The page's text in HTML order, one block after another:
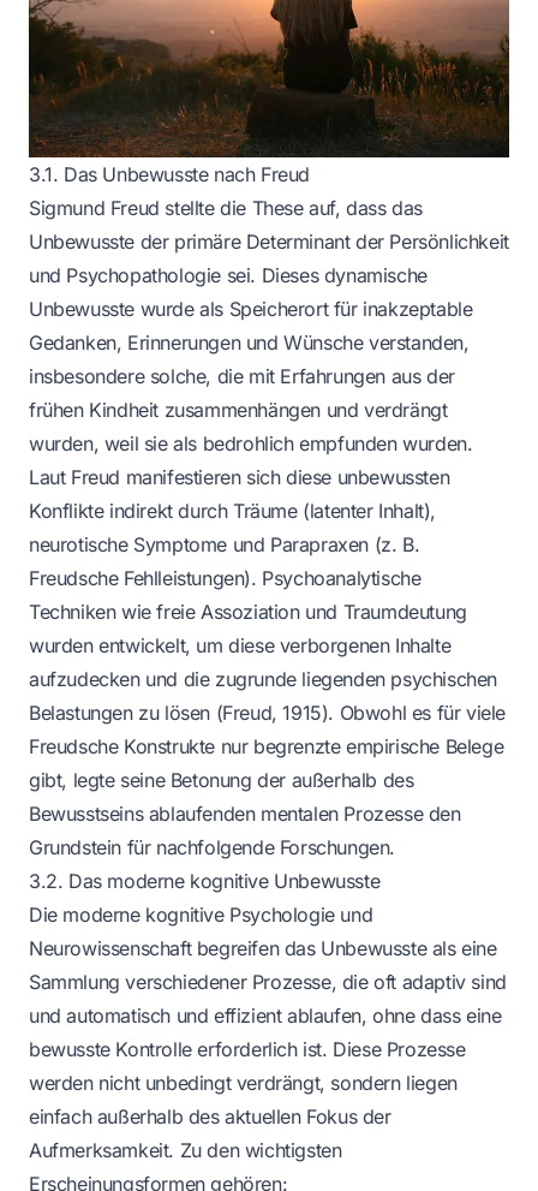
3.1. Das Unbewusste nach Freud
Sigmund Freud stellte die These auf, dass das
Unbewusste der primäre Determinant der Persönlichkeit
und Psychopathologie sei. Dieses dynamische
Unbewusste wurde als Speicherort für inakzeptable
Gedanken, Erinnerungen und Wünsche verstanden,
insbesondere solche, die mit Erfahrungen aus der
frühen Kindheit zusammenhängen und verdrängt
wurden, weil sie als bedrohlich empfunden wurden.
Laut Freud manifestieren sich diese unbewussten
Konflikte indirekt durch Träume (latenter Inhalt),
neurotische Symptome und Parapraxen (z. B.
Freudsche Fehlleistungen). Psychoanalytische
Techniken wie freie Assoziation und Traumdeutung
wurden entwickelt, um diese verborgenen Inhalte
aufzudecken und die zugrunde liegenden psychischen
Belastungen zu lösen (Freud, 1915). Obwohl es für viele
Freudsche Konstrukte nur begrenzte empirische Belege
gibt, legte seine Betonung der außerhalb des
Bewusstseins ablaufenden mentalen Prozesse den
Grundstein für nachfolgende Forschungen.
3.2. Das moderne kognitive Unbewusste
Die moderne kognitive Psychologie und
Neurowissenschaft begreifen das Unbewusste als eine
Sammlung verschiedener Prozesse, die oft adaptiv sind
und automatisch und effizient ablaufen, ohne dass eine
bewusste Kontrolle erforderlich ist. Diese Prozesse
werden nicht unbedingt verdrängt, sondern liegen
einfach außerhalb des aktuellen Fokus der
Aufmerksamkeit. Zu den wichtigsten
Erscheinungsformen gehören: